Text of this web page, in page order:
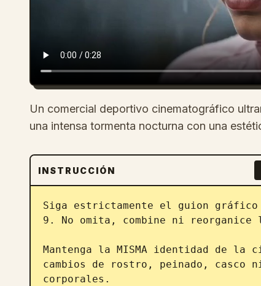
Un comercial deportivo cinematográfico
una intensa tormenta nocturna con una
INSTRUCCIÓN
Siga estrictamente el guion
9. No omita, combine ni reorganice
Mantenga la MISMA identidad de
cambios de rostro, peinado, casco
corporales.